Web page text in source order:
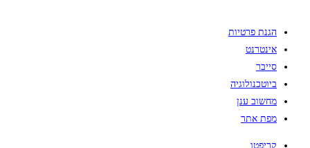
הגנת פרטיות
אינטרנט
סייבר
ביוטכנולוגיה
מחשוב ענן
מפת אתר
קריפטו